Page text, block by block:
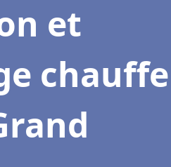
et